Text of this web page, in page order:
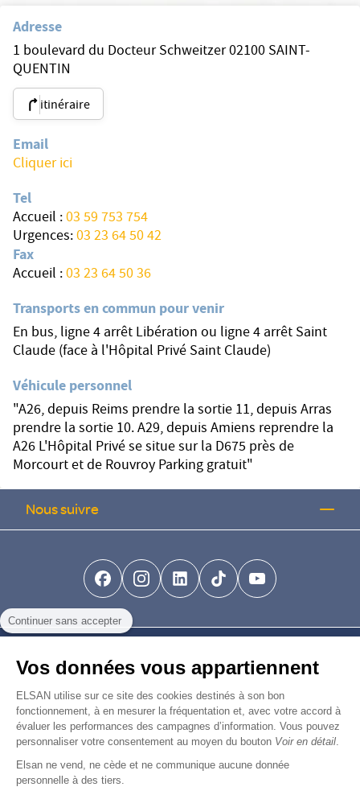
Continuer sans accepter
Vos données vous appartiennent
ELSAN utilise sur ce site des cookies destinés à son bon
fonctionnement, à en mesurer la fréquentation et, avec votre accord à
évaluer les performances des campagnes d’information. Vous pouvez
personnaliser votre consentement au moyen du bouton Voir en détail
Elsan ne vend, ne cède et ne communique aucune donnée
personnelle à des tiers.
Adresse
1 boulevard du Docteur Schweitzer 02100 SAINT-
QUENTIN
itinéraire
Email
Cliquer ici
Tel
Accueil :03 59 753 754
Urgences:03 23 64 50 42
Fax
Accueil :03 23 64 50 36
Transports en commun pour venir
En bus, ligne 4 arrêt Libération ou ligne 4 arrêt Saint
Claude (face à l'Hôpital Privé Saint Claude)
Véhicule personnel
"A26, depuis Reims prendre la sortie 11, depuis Arras
prendre la sortie 10. A29, depuis Amiens reprendre la
A26 L'Hôpital Privé se situe sur la D675 près de
Morcourt et de Rouvroy Parking gratuit"
Nous suivre
facebook-brands
instagramlinkedin-brands
tiktok-brands
youtube
Nous rejoindre
Devenir fournisseur
© Copyright 2026 Elsan
Mentions Légales-Données personnelles